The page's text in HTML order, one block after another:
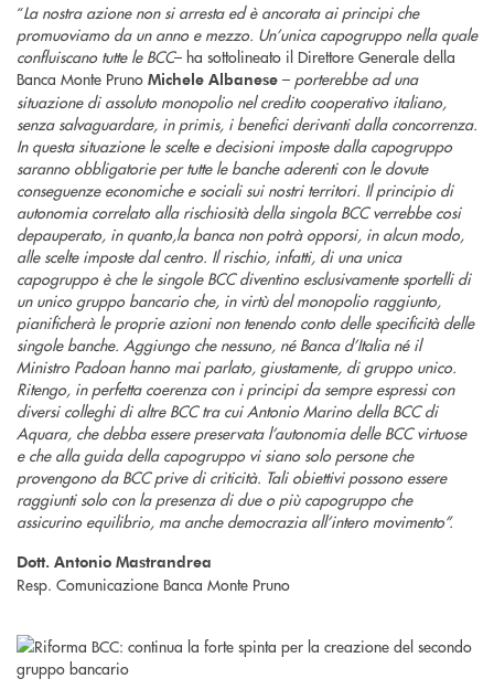
“La nostra azione non si arresta ed è ancorata ai principi che
promuoviamo da un anno e mezzo. Un’unica capogruppo nella quale
confluiscano tutte le BCC– ha sottolineato il Direttore Generale della
Banca Monte Pruno Michele Albanese – porterebbe ad una
situazione di assoluto monopolio nel credito cooperativo italiano,
senza salvaguardare, in primis, i benefici derivanti dalla concorrenza.
In questa situazione le scelte e decisioni imposte dalla capogruppo
saranno obbligatorie per tutte le banche aderenti con le dovute
conseguenze economiche e sociali sui nostri territori. Il principio di
autonomia correlato alla rischiosità della singola BCC verrebbe cosi
depauperato, in quanto,la banca non potrà opporsi, in alcun modo,
alle scelte imposte dal centro. Il rischio, infatti, di una unica
capogruppo è che le singole BCC diventino esclusivamente sportelli di
un unico gruppo bancario che, in virtù del monopolio raggiunto,
pianificherà le proprie azioni non tenendo conto delle specificità delle
singole banche. Aggiungo che nessuno, né Banca d’Italiané il
Ministro Padoanhanno mai parlato, giustamente, di gruppo unico.
Ritengo, in perfetta coerenza con i principi da sempre espressi con
diversi colleghi di altre BCC tra cui Antonio Marino della BCC di
Aquara, che debba essere preservata l’autonomia delle BCC virtuose
e che alla guida della capogruppo vi siano solo persone che
provengono da BCC prive di criticità. Tali obiettivi possono essere
raggiunti solo con la presenza di due o più capogruppo che
assicurino equilibrio, ma anche democrazia all’intero movimento”.
Dott. Antonio Mastrandrea
Resp. Comunicazione Banca Monte Pruno